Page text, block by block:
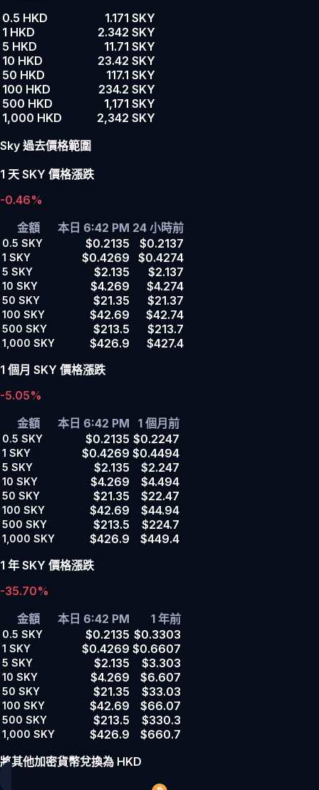
0.5 HKD
1.171 SKY
1 HKD
2.342 SKY
5 HKD
11.71 SKY
10 HKD
23.42 SKY
50 HKD
117.1 SKY
100 HKD
234.2 SKY
500 HKD
1,171 SKY
1,000 HKD
2,342 SKY
Sky 過去價格範圍
1 天 SKY 價格漲跌
-0.46%
金額
本日 6:42 PM 24 小時前
0.5 SKY $0.2135 $0.2137
1 SKY $0.4269 $0.4274
5 SKY $2.135 $2.137
10 SKY $4.269 $4.274
50 SKY $21.35 $21.37
100 SKY $42.69 $42.74
500 SKY $213.5 $213.7
1,000 SKY $426.9
$427.4
1 個月 SKY 價格漲跌
-5.05%
金額
本日 6:42 PM 1 個月前
0.5 SKY $0.2135 $0.2247
1 SKY $0.4269 $0.4494
5 SKY $2.135 $2.247
10 SKY $4.269 $4.494
50 SKY $21.35 $22.47
100 SKY $42.69 $44.94
500 SKY $213.5 $224.7
1,000 SKY $426.9
$449.4
1 年 SKY 價格漲跌
-35.70%
金額
本日 6:42 PM 1 年前
0.5 SKY $0.2135 $0.3303
1 SKY $0.4269 $0.6607
5 SKY $2.135 $3.303
10 SKY $4.269 $6.607
50 SKY $21.35 $33.03
100 SKY $42.69 $66.07
500 SKY $213.5 $330.3
1,000 SKY $426.9
$660.7
將其他加密貨幣兌換為 HKD